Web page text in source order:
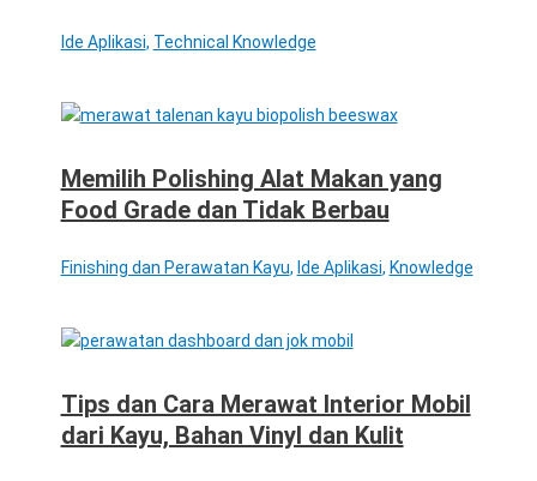
Ide Aplikasi, Technical Knowledge
Memilih Polishing Alat Makan yang
Food Grade dan Tidak Berbau
Finishing dan Perawatan Kayu, Ide Aplikasi, Knowledge
Tips dan Cara Merawat Interior Mobil
dari Kayu, Bahan Vinyl dan Kulit